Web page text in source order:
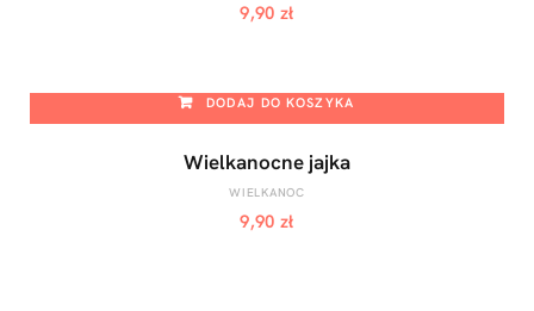
9,90 zł
DODAJ DO KOSZYKA
Wielkanocne jajka
WIELKANOC
9,90 zł